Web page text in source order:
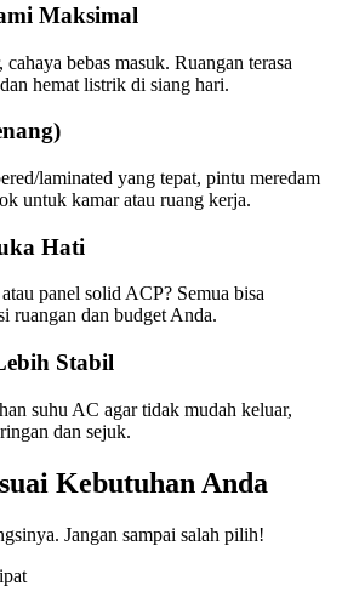
Maksimal
bebas masuk. Ruangan terasa
hemat listrik di siang hari.
laminated yang tepat, pintu meredam
untuk kamar atau ruang kerja.
Hati
panel solid ACP? Semua bisa
ruangan dan budget Anda.
Stabil
suhu AC agar tidak mudah keluar,
dan sejuk.
Kebutuhan Anda
Jangan sampai salah pilih!